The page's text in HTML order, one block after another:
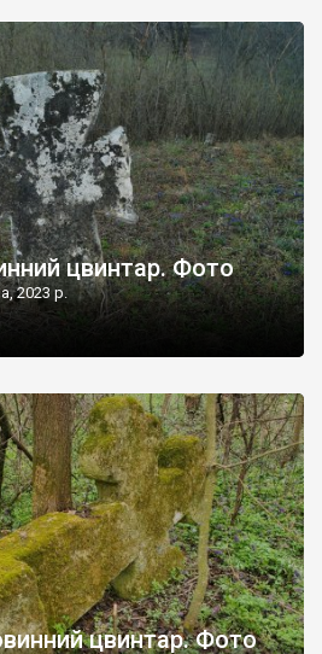
колії у траві – […]
цвинтар. Фото
2023 р.
цвинтар. Фото